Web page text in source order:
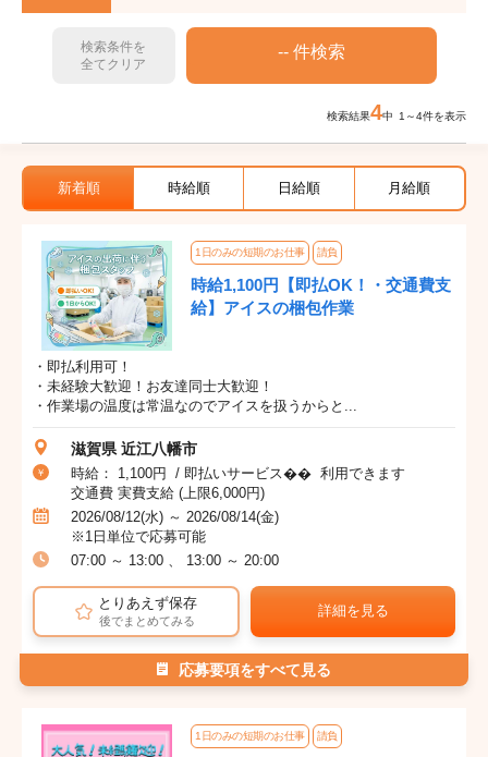
検索条件を
全てクリア
検索結果4中 1～4件を表示
新着順 時給順 日給順 月給順
1日のみの短期のお仕事 請負
時給1,100円【即払OK！・交通費支
給】アイスの梱包作業
・即払利用可！
・未経験大歓迎！お友達同士大歓迎！
・作業場の温度は常温なのでアイスを扱うからと...
滋賀県 近江八幡市
時給： 1,100円 / 即払いサービス�� 利用できます
交通費 実費支給 (上限6,000円)
2026/08/12(水) ～ 2026/08/14(金)
※1日単位で応募可能
07:00 ～ 13:00 、 13:00 ～ 20:00
とりあえず保存
後でまとめてみる
詳細を見る
応募要項をすべて見る
1日のみの短期のお仕事 請負